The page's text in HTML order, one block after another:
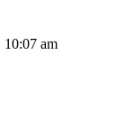
10:07 am